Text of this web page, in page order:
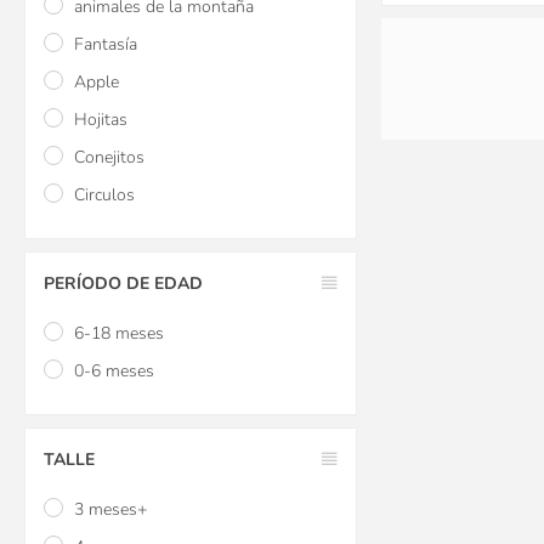
animales de la montaña
Fantasía
Apple
Hojitas
Conejitos
Circulos
PERÍODO DE EDAD
6-18 meses
0-6 meses
TALLE
3 meses+